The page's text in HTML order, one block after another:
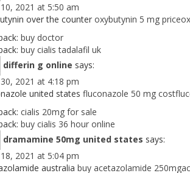
2021 at 5:50 am
over the counter oxybutynin 5 mg
buy doctor
buy cialis tadalafil uk
differin g online says:
2021 at 4:18 pm
united states fluconazole 50 mg
cialis 20mg for sale
buy cialis 36 hour online
dramamine 50mg united states says:
2021 at 5:04 pm
australia buy acetazolamide